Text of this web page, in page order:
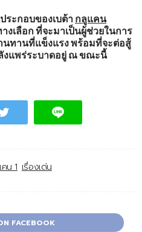
ะกอบของเบต้ากลูแคน
งเลือก ที่จะมาเป็นผู้ช่วยในการ
ทานที่แข็งแรง พร้อมที่จะต่อสู้
งแพร่ระบาดอยู่ ณ ขณะนี้
น 1 เรื่องเด่น
FACEBOOK